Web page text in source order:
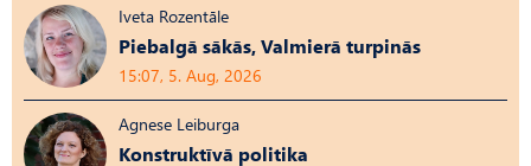
Iveta Rozentāle
Piebalgā sākās, Valmierā turpinās
15:07, 5. Aug, 2026
Agnese Leiburga
Konstruktīvā politika